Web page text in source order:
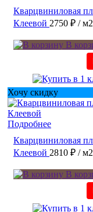
Кварцвиниловая
Клеевой 2750 ₽ / м2
В
Хочу скидку
Подробнее
Кварцвиниловая
Клеевой 2810 ₽ / м2
В